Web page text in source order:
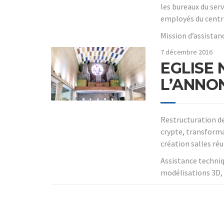
les bureaux du
employés du
Mission
7 décembre 2016
EGLISE
Restructuration
crypte,
création salles
Assistance
modélisations